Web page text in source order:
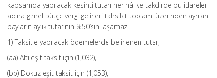
kapsamda yapılacak kesinti tutarı her hâl ve takdirde bu idareler
adına genel bütçe vergi gelirleri tahsilat toplamı üzerinden ayrılan
payların aylık tutarının %50’sini aşamaz.
1) Taksitle yapılacak ödemelerde belirlenen tutar;
(aa) Altı eşit taksit için (1,032),
(bb) Dokuz eşit taksit için (1,053),